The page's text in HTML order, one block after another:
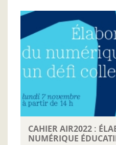
CAHIER AIR2022 :
NUMÉRIQUE